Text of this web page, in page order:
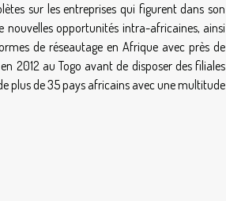
sur les entreprises qui figurent dans son
nouvelles opportunités intra-africaines, ainsi
de réseautage en Afrique avec près de
2012 au Togo avant de disposer des filiales
plus de 35 pays africains avec une multitude